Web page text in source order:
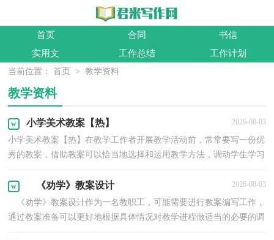
首页 合同
书信
实用文
工作总结 工作计划
当前位置： 首页 > 教学资料
教学资料
小学美术教案【热】 2026-08-03
小学美术教案【热】在教学工作者开展教学活动前，常常要写一份优
秀的教案，借助教案可以恰当地选择和运用教学方法，调动学生学习
《劝学》教案设计 2026-08-03
《劝学》教案设计作为一名教职工，可能需要进行教案编写工作，
通过教案准备可以更好地根据具体情况对教学进程做适当的必要的调